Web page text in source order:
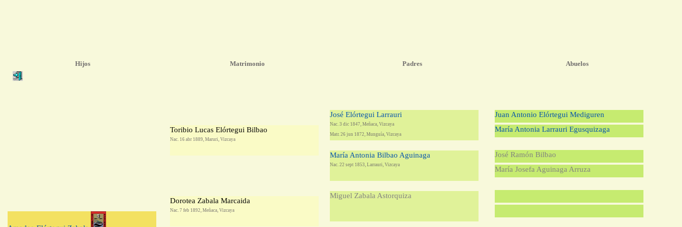
Hijos Matrimonio
Toribio Lucas Elórtegui Bilbao
Nac. 16 abr 1889, Maruri, Vizcaya
Dorotea Zabala Marcaida
Nac. 7 feb 1892, Meñaca, Vizcaya
Padres
José Elórtegui Larrauri
Nac. 3 dic 1847, Meñaca, Vizcaya
Matr. 26 jun 1872, Munguía, Vizcaya
María Antonia Bilbao Aguinaga
Nac. 22 sept 1853, Larrauri, Vizcaya
Miguel Zabala Astorquiza
Abuelos
Juan Antonio Elórtegui Mediguren
María Antonia Larrauri Egusquizaga
José Ramón Bilbao
María Josefa Aguinaga Arruza